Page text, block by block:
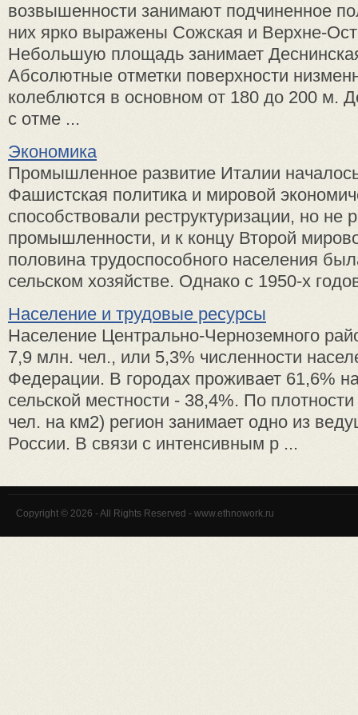
возвышенности занимают подчиненное
них ярко выражены Сожская и Верхне-
Небольшую площадь занимает
Абсолютные отметки поверхности
колеблются в основном от 180 до 200 м.
с отме ...
Экономика
Промышленное развитие Италии
Фашистская политика и мировой
способствовали реструктуризации, но не
промышленности, и к концу Второй
половина трудоспособного населения
сельском хозяйстве. Однако с 1950-х
Население и трудовые ресурсы
Население Центрально-Черноземного
7,9 млн. чел., или 5,3% численности
Федерации. В городах проживает 61,6%
сельской местности - 38,4%. По
чел. на км2) регион занимает одно из
России. В связи с интенсивным р ...
Copyright © 2026 - All Rights Reserved - www.ethnowork.ru